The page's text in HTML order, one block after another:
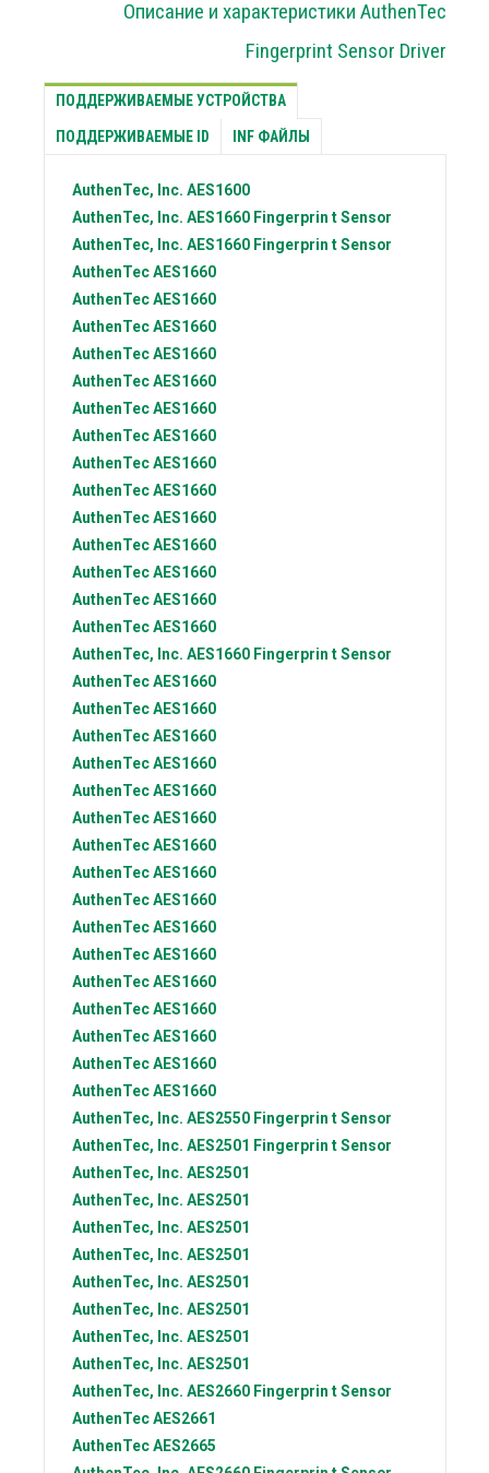
Описание и характеристики AuthenTec
Fingerprint Sensor Driver
ПОДДЕРЖИВАЕМЫЕ УСТРОЙСТВА
ПОДДЕРЖИВАЕМЫЕ ID INF ФАЙЛЫ
AuthenTec, Inc. AES1600
AuthenTec, Inc. AES1660 Fingerprin t Sensor
AuthenTec, Inc. AES1660 Fingerprin t Sensor
AuthenTecAES1660
AuthenTecAES1660
AuthenTecAES1660
AuthenTecAES1660
AuthenTecAES1660
AuthenTecAES1660
AuthenTecAES1660
AuthenTecAES1660
AuthenTecAES1660
AuthenTecAES1660
AuthenTecAES1660
AuthenTecAES1660
AuthenTecAES1660
AuthenTecAES1660
AuthenTec, Inc. AES1660 Fingerprin t Sensor
AuthenTecAES1660
AuthenTecAES1660
AuthenTecAES1660
AuthenTecAES1660
AuthenTecAES1660
AuthenTecAES1660
AuthenTecAES1660
AuthenTecAES1660
AuthenTecAES1660
AuthenTecAES1660
AuthenTecAES1660
AuthenTecAES1660
AuthenTecAES1660
AuthenTecAES1660
AuthenTecAES1660
AuthenTecAES1660
AuthenTec, Inc. AES2550 Fingerprin t Sensor
AuthenTec, Inc. AES2501 Fingerprin t Sensor
AuthenTec, Inc. AES2501
AuthenTec, Inc. AES2501
AuthenTec, Inc. AES2501
AuthenTec, Inc. AES2501
AuthenTec, Inc. AES2501
AuthenTec, Inc. AES2501
AuthenTec, Inc. AES2501
AuthenTec, Inc. AES2501
AuthenTec, Inc. AES2660 Fingerprin t Sensor
AuthenTecAES2661
AuthenTecAES2665